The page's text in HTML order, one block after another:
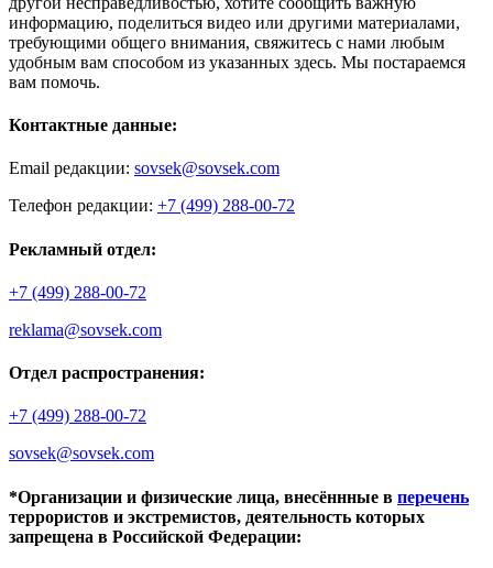
информацию, поделиться видео или другими материалами,
требующими общего внимания, свяжитесь с нами любым
удобным вам способом из указанных здесь. Мы постараемся
вам помочь.
Контактные данные:
Email редакции: sovsek@sovsek.com
Телефон редакции: +7 (499) 288-00-72
Рекламный отдел:
+7 (499) 288-00-72
reklama@sovsek.com
Отдел распространения:
+7 (499) 288-00-72
sovsek@sovsek.com
*Организации и физические лица, внесённные в перечень
террористов и экстремистов, деятельность которых
запрещена в Российской Федерации: